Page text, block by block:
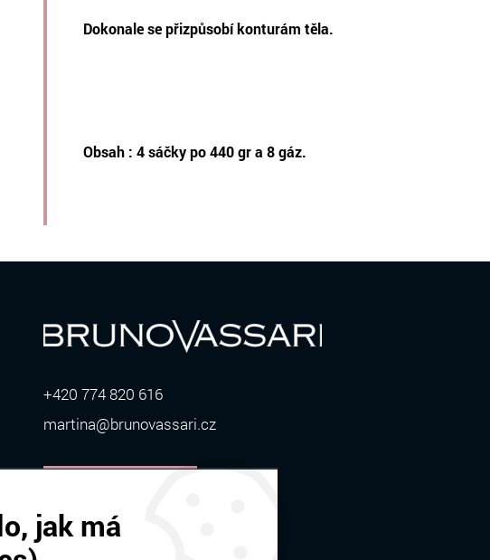
Dokonale se přizpůsobí konturám těla.
Obsah : 4 sáčky po 440 gr a 8 gáz.
+420 774 820 616
martina@brunovassari.cz
jak má